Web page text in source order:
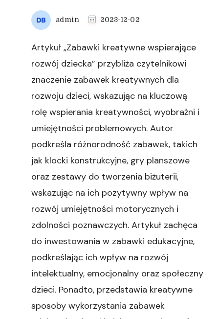
admin 2023-12-02
Artykuł „Zabawki kreatywne wspierające
rozwój dziecka” przybliża czytelnikowi
znaczenie zabawek kreatywnych dla
rozwoju dzieci, wskazując na kluczową
rolę wspierania kreatywności, wyobraźni i
umiejętności problemowych. Autor
podkreśla różnorodność zabawek, takich
jak klocki konstrukcyjne, gry planszowe
oraz zestawy do tworzenia biżuterii,
wskazując na ich pozytywny wpływ na
rozwój umiejętności motorycznych i
zdolności poznawczych. Artykuł zachęca
do inwestowania w zabawki edukacyjne,
podkreślając ich wpływ na rozwój
intelektualny, emocjonalny oraz społeczny
dzieci. Ponadto, przedstawia kreatywne
sposoby wykorzystania zabawek